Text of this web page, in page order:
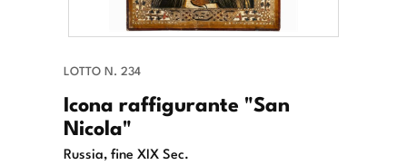
LOTTO N. 234
Icona raffigurante "San
Nicola"
Russia, fine XIX Sec.